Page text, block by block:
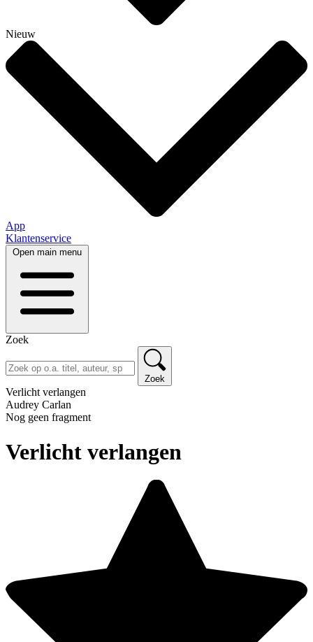
Nieuw
App
Klantenservice
Open main menu
Zoek
Zoek
Verlicht verlangen
Audrey Carlan
Nog geen fragment
Verlicht verlangen